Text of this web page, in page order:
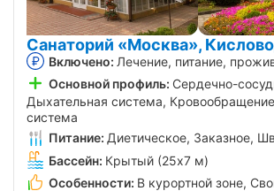
Санаторий «Москва»,
Включено: Лечение, питание,
Основной профиль: Сердечно-
Дыхательная система,
система
Питание: Диетическое, Заказное,
Бассейн: Крытый (25х7 м)
Особенности: В курортной зоне,